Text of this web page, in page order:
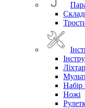
Набір
Ножі